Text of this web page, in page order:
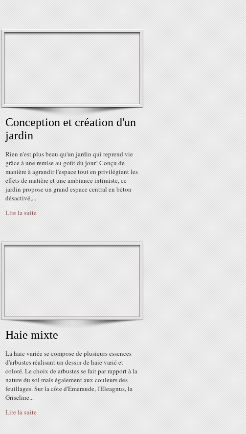
Conception et création d'un
jardin
Rien n'est plus beau qu'un jardin qui reprend vie
grâce à une remise au goût du jour! Conçu de
manière à agrandir l'espace tout en privilégiant les
effets de matière et une ambiance intimiste, ce
jardin propose un grand espace central en béton
désactivé,...
Lire la suite
Haie mixte
La haie variée se compose de plusieurs essences
d'arbustes réalisant un dessin de haie varié et
coloré. Le choix de arbustes se fait par rapport à la
nature du sol mais également aux couleurs des
feuillages. Sur la côte d'Emeraude, l'Eleagnus, la
Griseline...
Lire la suite